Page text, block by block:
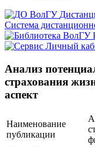
Система
Анализ
страхования
аспект
Наименование
публикации